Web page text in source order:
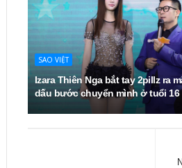
SAO VIỆT
Izara Thiên Nga bắt tay 2pillz ra
dấu bước chuyển mình ở tuổi 16